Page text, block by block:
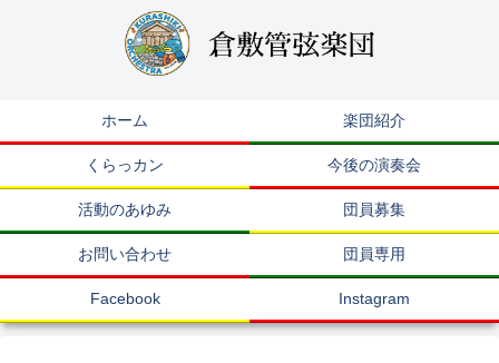
ホーム 楽団紹介
くらっカン 今後の演奏会
活動のあゆみ 団員募集
お問い合わせ 団員専用
Facebook Instagram